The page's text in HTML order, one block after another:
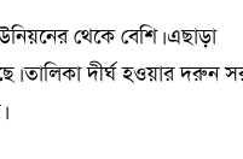
থেকে বেশি। এছাড়া
তালিকা দীর্ঘ হওয়ার দরুন